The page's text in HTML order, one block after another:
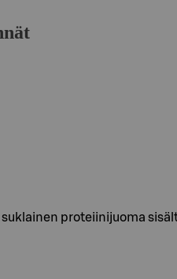
proteiinijuoma